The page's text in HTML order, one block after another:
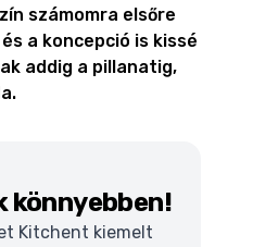
számomra elsőre
a koncepció is kissé
addig a pillanatig,
könnyebben!
Kitchent kiemelt